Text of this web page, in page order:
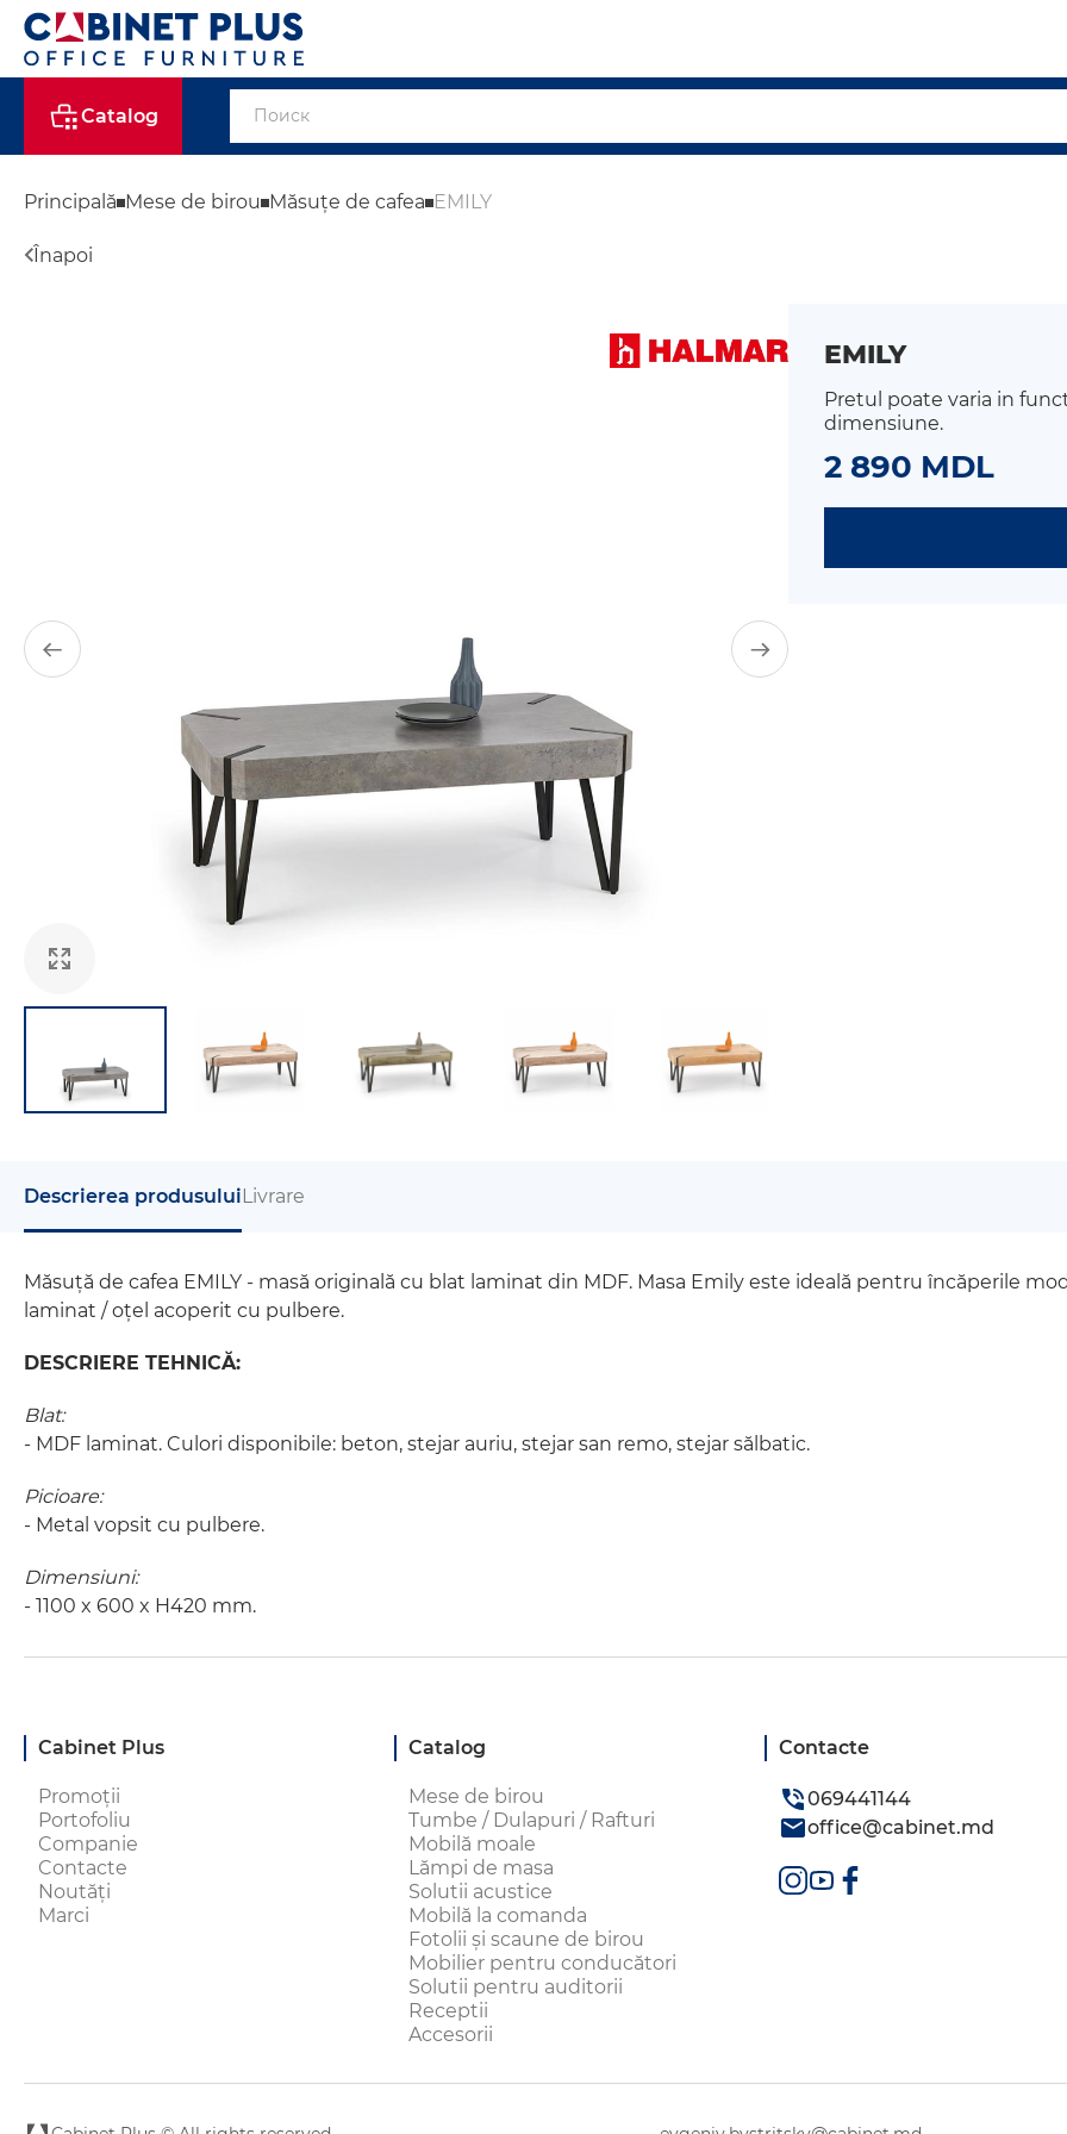
Catalog
Principală Mese de birou Măsuțe de cafea EMILY
Înapoi
EMILY
Pretul poate varia in
dimensiune.
2 890 MDL
Descrierea produsuluiLivrare
Măsuță de cafea EMILY - masă originală cu blat laminat din MDF. Masa Emily este ideală pentru încăperile
laminat / oțel acoperit cu pulbere.
DESCRIERE TEHNICĂ:
Blat:
- MDF laminat. Culori disponibile: beton, stejar auriu, stejar san remo, stejar sălbatic.
Picioare:
- Metal vopsit cu pulbere.
Dimensiuni:
- 1100 x 600 x H420 mm.
Cabinet Plus
Promoții
Portofoliu
Companie
Contacte
Noutăți
Marci
Catalog
Mese de birou
Tumbe / Dulapuri / Rafturi
Mobilă moale
Lămpi de masa
Solutii acustice
Mobilă la comanda
Fotolii și scaune de birou
Mobilier pentru conducători
Solutii pentru auditorii
Receptii
Accesorii
Contacte
069441144
office@cabinet.md